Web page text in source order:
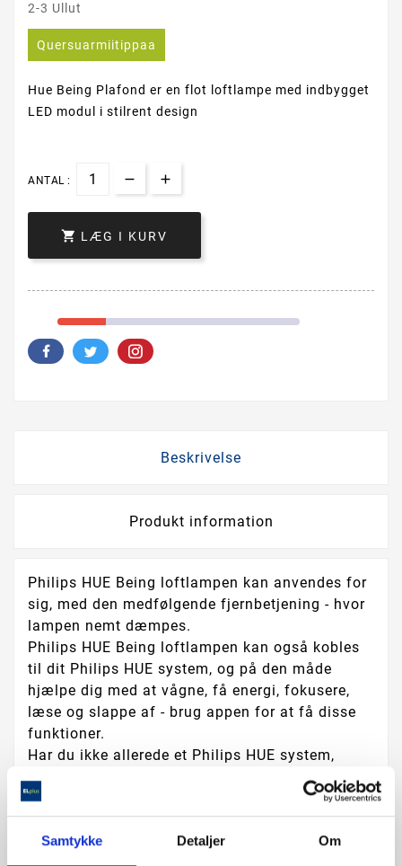
Samtykke Detaljer Om
2-3 Ullut
Quersuarmiitippaa
Hue Being Plafond er en flot loftlampe med indbygget
LED modul i stilrent design
ANTAL :
 LÆG I KURV
Beskrivelse
Produkt information
Philips HUE Being loftlampen kan anvendes for
sig, med den medfølgende fjernbetjening - hvor
lampen nemt dæmpes.
Philips HUE Being loftlampen kan også kobles
til dit Philips HUE system, og på den måde
hjælpe dig med at vågne, få energi, fokusere,
læse og slappe af - brug appen for at få disse
funktioner.
Har du ikke allerede et Philips HUE system,
tilkøbes Philips HUE bridge, hvor funktionerne
bliver tilgængelig via Philips HUE appen.
Lampen er velegnet som lys i soveværelset,
køkkenet eller entreen. Philips HUE Being fås i